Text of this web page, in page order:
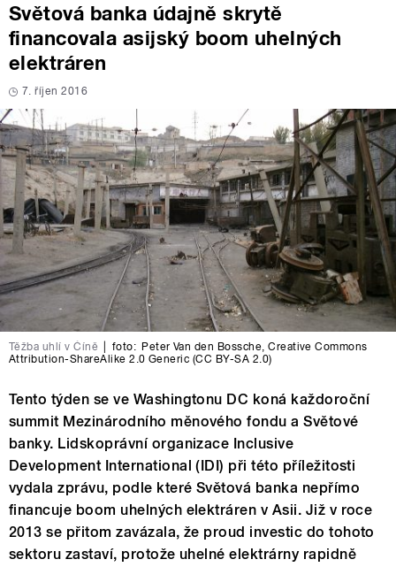
Světová banka údajně skrytě
financovala asijský boom uhelných
elektráren
7. říjen 2016
Těžba uhlí v Číně foto: Peter Van den Bossche,Creative Commons
Attribution-ShareAlike 2.0 Generic (CC BY-SA 2.0)
Tento týden se ve Washingtonu DC koná každoroční
summit Mezinárodního měnového fondu a Světové
banky. Lidskoprávní organizace Inclusive
Development International (IDI) při této příležitosti
vydala zprávu, podle které Světová banka nepřímo
financuje boom uhelných elektráren v Asii. Již v roce
2013 se přitom zavázala, že proud investic do tohoto
sektoru zastaví, protože uhelné elektrárny rapidně